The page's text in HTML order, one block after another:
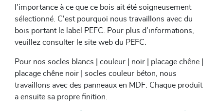
l'importance à ce que ce bois ait été soigneusement
sélectionné. C'est pourquoi nous travaillons avec du
bois portant le label PEFC. Pour plus d'informations,
veuillez consulter le site web du PEFC.
Pour nos socles blancs | couleur | noir | placage chêne |
placage chêne noir | socles couleur béton, nous
travaillons avec des panneaux en MDF. Chaque produit
a ensuite sa propre finition.